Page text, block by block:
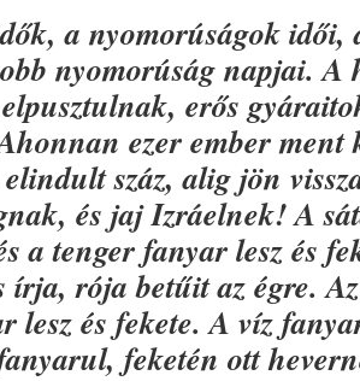
a nyomorúságok idői,
nyomorúság napjai. A
erős
ezer ember ment
száz, alig jön
és jaj Izráelnek! A
a tenger fanyar lesz és
írja, rója betűit az égre.
lesz és fekete. A víz
feketén ott